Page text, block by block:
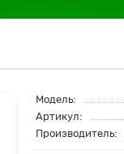
Модель:
Артикул:
Производитель: